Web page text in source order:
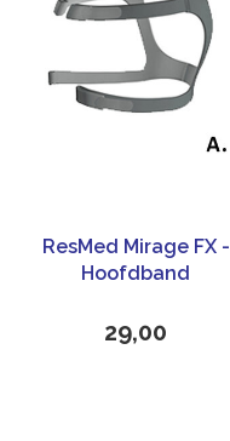
ResMed Mirage FX -
Hoofdband
29,00